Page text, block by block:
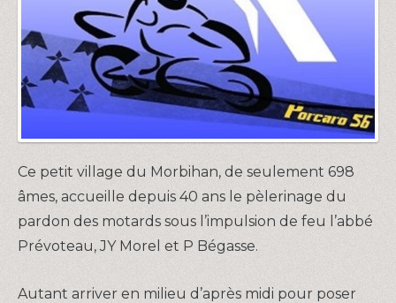
Ce petit village du Morbihan, de seulement 698
âmes, accueille depuis 40 ans le pèlerinage du
pardon des motards sous l’impulsion de feu l’abbé
Prévoteau, JY Morel et P Bégasse.
Autant arriver en milieu d’après midi pour poser